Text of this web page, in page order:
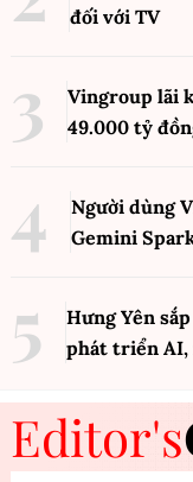
đối với TV
Vingroup lãi
49.000 tỷ
Người dùng
Gemini
Hưng Yên
phát triển AI,
Editor's